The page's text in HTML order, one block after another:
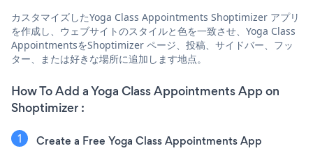
カスタマイズしたYoga Class Appointments Shoptimizer アプリ
を作成し、ウェブサイトのスタイルと色を一致させ、Yoga Class
AppointmentsをShoptimizer ページ、投稿、サイドバー、フッ
ター、または好きな場所に追加します地点。
How To Add a Yoga Class Appointments App on
Shoptimizer :
Create a Free Yoga Class Appointments App